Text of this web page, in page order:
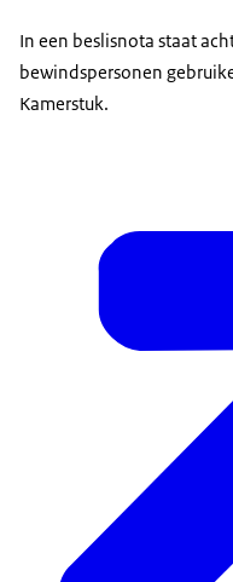
In een beslisnota staat
bewindspersonen
Kamerstuk.